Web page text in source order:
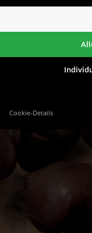
Cookie-Details